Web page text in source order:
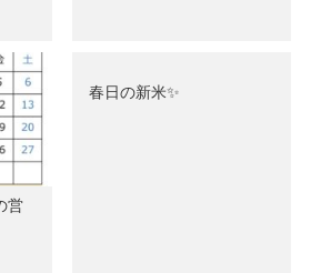
営
春日の新米✨